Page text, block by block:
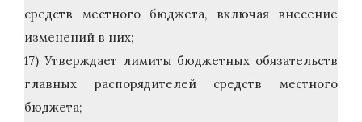
средств местного бюджета, включая внесение
изменений в них;
17) Утверждает лимиты бюджетных обязательств
главных распорядителей средств местного
бюджета;